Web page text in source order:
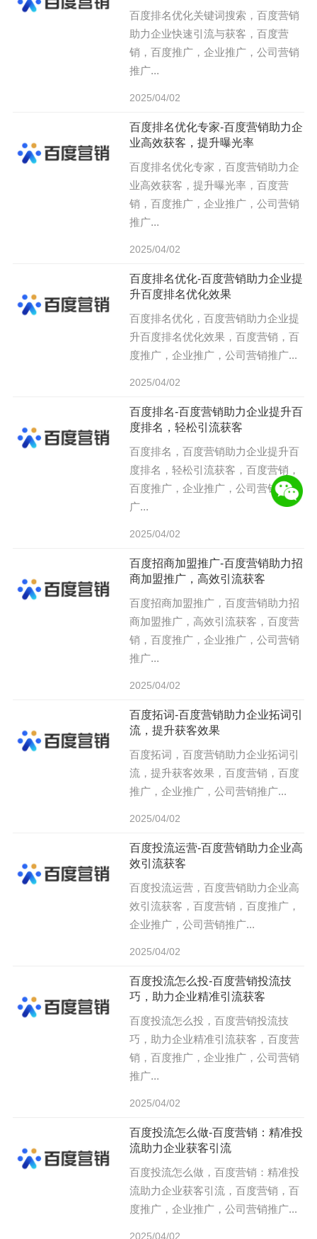
百度排名优化关键词搜索，百度营销
助力企业快速引流与获客，百度营
销，百度推广，企业推广，公司营销
推广...
2025/04/02
百度排名优化专家-百度营销助力企
业高效获客，提升曝光率
百度排名优化专家，百度营销助力企
业高效获客，提升曝光率，百度营
销，百度推广，企业推广，公司营销
推广...
2025/04/02
百度排名优化-百度营销助力企业提
升百度排名优化效果
百度排名优化，百度营销助力企业提
升百度排名优化效果，百度营销，百
度推广，企业推广，公司营销推广...
2025/04/02
百度排名-百度营销助力企业提升百
度排名，轻松引流获客
百度排名，百度营销助力企业提升百
度排名，轻松引流获客，百度营销，
百度推广，企业推广，公司营销推
广...
2025/04/02
百度招商加盟推广-百度营销助力招
商加盟推广，高效引流获客
百度招商加盟推广，百度营销助力招
商加盟推广，高效引流获客，百度营
销，百度推广，企业推广，公司营销
推广...
2025/04/02
百度拓词-百度营销助力企业拓词引
流，提升获客效果
百度拓词，百度营销助力企业拓词引
流，提升获客效果，百度营销，百度
推广，企业推广，公司营销推广...
2025/04/02
百度投流运营-百度营销助力企业高
效引流获客
百度投流运营，百度营销助力企业高
效引流获客，百度营销，百度推广，
企业推广，公司营销推广...
2025/04/02
百度投流怎么投-百度营销投流技
巧，助力企业精准引流获客
百度投流怎么投，百度营销投流技
巧，助力企业精准引流获客，百度营
销，百度推广，企业推广，公司营销
推广...
2025/04/02
百度投流怎么做-百度营销：精准投
流助力企业获客引流
百度投流怎么做，百度营销：精准投
流助力企业获客引流，百度营销，百
度推广，企业推广，公司营销推广...
2025/04/02